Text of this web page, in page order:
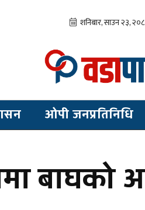
ओपी जनप्रतिनिधि
बाघको